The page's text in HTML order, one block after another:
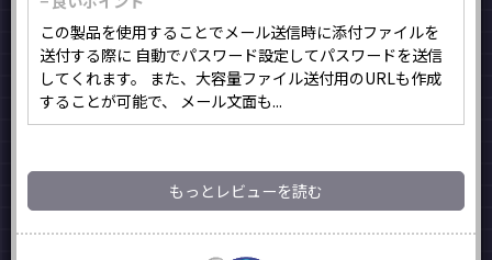
この製品を使用することでメール送信時に添付ファイルを
送付する際に 自動でパスワード設定してパスワードを送信
してくれます。 また、大容量ファイル送付用のURLも作成
することが可能で、 メール文面も...
もっとレビューを読む